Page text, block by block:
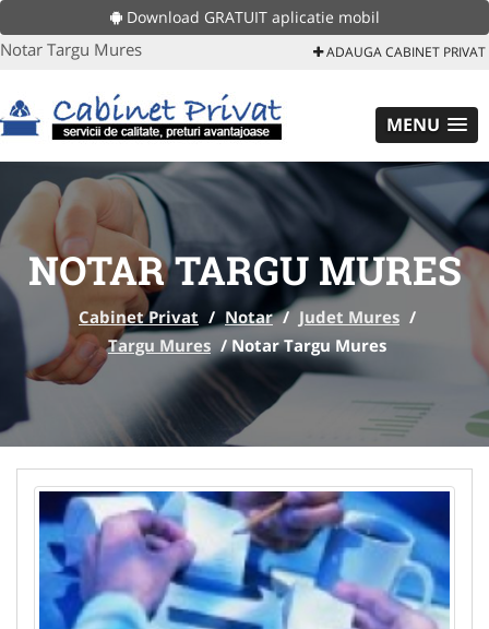
Download GRATUIT aplicatie mobil
Notar Targu Mures ADAUGA CABINET PRIVAT
MENU
NOTAR TARGU MURES
Cabinet Privat / Notar / Judet Mures /
Targu Mures /Notar Targu Mures